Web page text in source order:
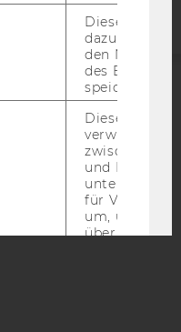
Dieser
dazu
den
des
speichern.
Dieses
verwendet,
zwischen
und Bots zu
für Vimeo
um, um
über die